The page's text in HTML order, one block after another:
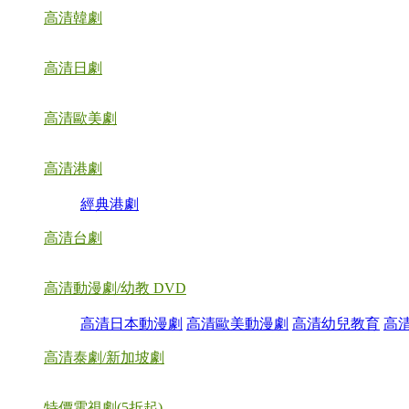
高清韓劇
高清日劇
高清歐美劇
高清港劇
經典港劇
高清台劇
高清動漫劇/幼教 DVD
高清日本動漫劇 高清歐美動漫劇 高清幼兒教育 高
高清泰劇/新加坡劇